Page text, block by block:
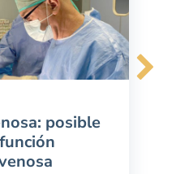
posible